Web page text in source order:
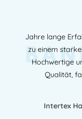
Jahre lange
zu einem
Hochwertige
Qualität,
Intertex